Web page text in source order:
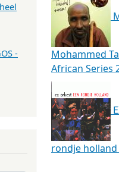
Mohammed
African Series
rondje holland
-